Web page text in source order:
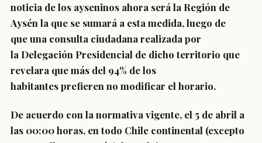
noticia de los ayseninos ahora será la Región de
Aysén la que se sumará a esta medida, luego de
queuna consulta ciudadana realizada por
la Delegación Presidencial de dicho territorio que
revelara quemás del 94% de los
habitantesprefieren no modificar el horario.
De acuerdo con la normativa vigente, el 5 de abril a
las 00:00 horas, entodo Chile continental (excepto